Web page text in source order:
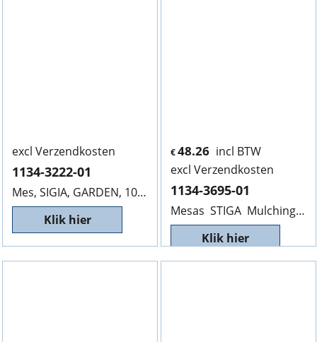
excl Verzendkosten
1134-3222-01
Mes, SIGIA, GARDEN, 1072T, 1134-3222-01, 623/10MM, Helaas niet meer leverbaar.
Klik hier
€48.26 incl BTW
excl Verzendkosten
1134-3695-01
Mesas STIGA Mulching 1134-3695-01, Lengte 1380mm
Klik hier